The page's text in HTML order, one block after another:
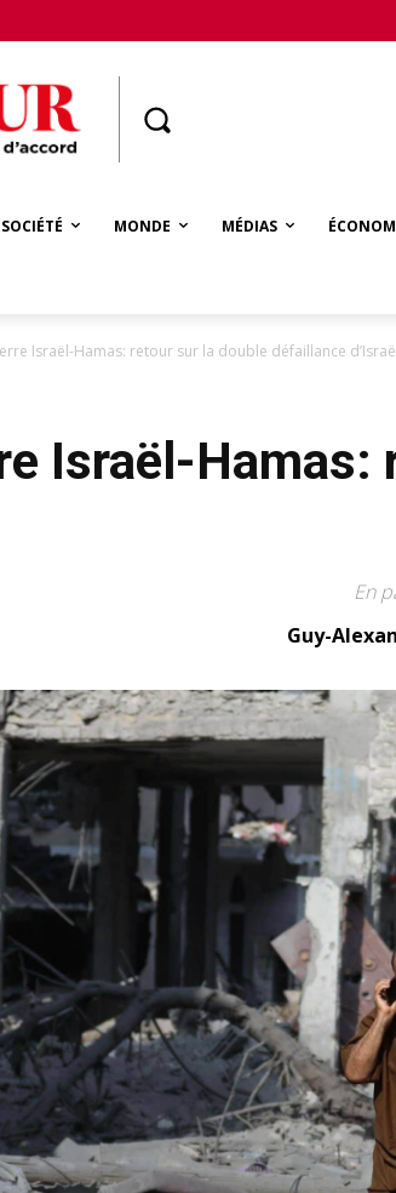
SOCIÉTÉ MONDE MÉDIAS
Israël-Hamas: retour sur la double défaillance
Israël-
En
Guy-